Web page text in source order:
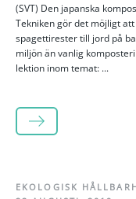
(SVT) Den japanska
Tekniken gör det möjligt
spagettirester till jord på
miljön än vanlig
lektion inom temat: ...
LÄS MER
EKOLOGISK